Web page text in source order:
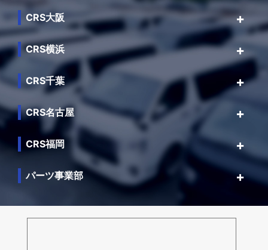
CRS大阪
CRS横浜
CRS千葉
CRS名古屋
CRS福岡
パーツ事業部